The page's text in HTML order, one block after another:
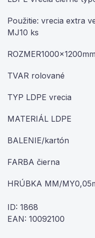
Použitie: vrecia extra
MJ10 ks
ROZMER1000x1200mm
TVAR rolované
TYP LDPE vrecia
MATERIÁL LDPE
BALENIE/kartón
FARBA čierna
HRÚBKA MM/
ID: 1868
EAN: 10092100